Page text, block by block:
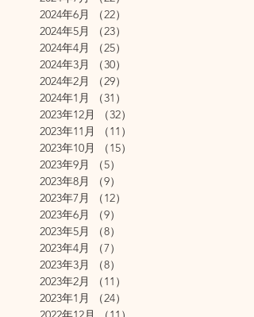
2024年6月
（22）
2024年5月
（23）
2024年4月
（25）
2024年3月
（30）
2024年2月
（29）
2024年1月
（31）
2023年12月
（32）
2023年11月
（11）
2023年10月
（15）
2023年9月
（5）
2023年8月
（9）
2023年7月
（12）
2023年6月
（9）
2023年5月
（8）
2023年4月
（7）
2023年3月
（8）
2023年2月
（11）
2023年1月
（24）